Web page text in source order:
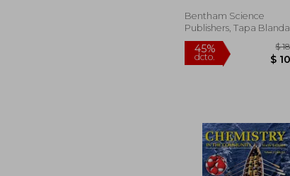
Bentham Science
Publishers, Tapa Blanda,
Nuevo